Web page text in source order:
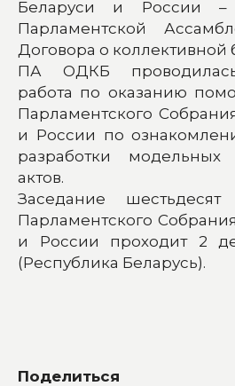
Беларуси и России –
Парламентской
Договора о коллективной
ПА ОДКБ
работа по оказанию
Парламентского
и России по
разработки модельных
актов.
Заседание
Парламентского
и России проходит 2
(Республика Беларусь).
Поделиться